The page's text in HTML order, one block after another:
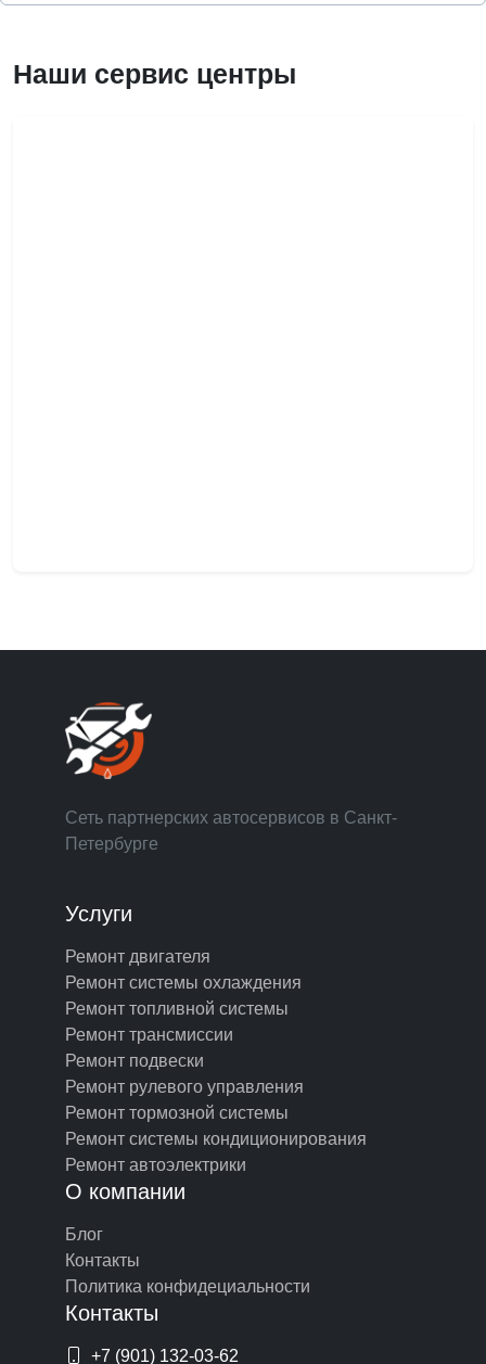
Наши сервис центры
Сеть партнерских автосервисов в Санкт-
Петербурге
Услуги
Ремонт двигателя
Ремонт системы охлаждения
Ремонт топливной системы
Ремонт трансмиссии
Ремонт подвески
Ремонт рулевого управления
Ремонт тормозной системы
Ремонт системы кондиционирования
Ремонт автоэлектрики
О компании
Блог
Контакты
Политика конфидециальности
Контакты
+7 (901) 132-03-62